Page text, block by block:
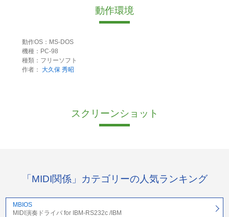
動作環境
動作OS：MS-DOS
機種：PC-98
種類：フリーソフト
作者： 大久保 秀昭
スクリーンショット
「MIDI関係」カテゴリーの人気ランキング
MBIOS
MIDI演奏ドライバ for IBM-RS232c /IBM